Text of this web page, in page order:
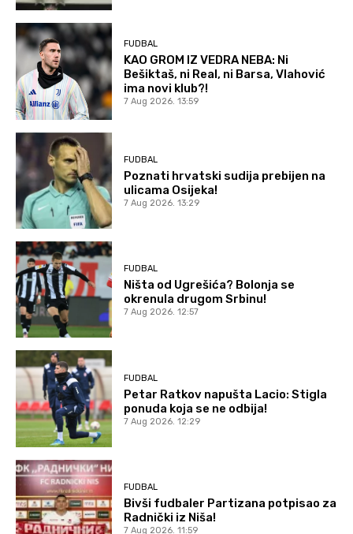
FUDBAL
KAO GROM IZ VEDRA NEBA: Ni
Bešiktaš, ni Real, ni Barsa, Vlahović
ima novi klub?!
7 Aug 2026. 13:59
FUDBAL
Poznati hrvatski sudija prebijen na
ulicama Osijeka!
7 Aug 2026. 13:29
FUDBAL
Ništa od Ugrešića? Bolonja se
okrenula drugom Srbinu!
7 Aug 2026. 12:57
FUDBAL
Petar Ratkov napušta Lacio: Stigla
ponuda koja se ne odbija!
7 Aug 2026. 12:29
FUDBAL
Bivši fudbaler Partizana potpisao za
Radnički iz Niša!
7 Aug 2026. 11:59